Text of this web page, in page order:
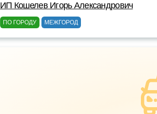
ИП Кошелев Игорь Александрович
ПО ГОРОДУ МЕЖГОРОД